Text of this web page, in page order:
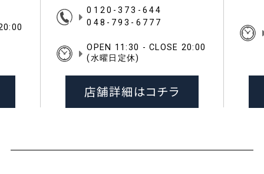
0120-373-644
048-793-6777
OPEN 11:30 - CLOSE 20:00
(水曜日定休)
店舗詳細はコチラ